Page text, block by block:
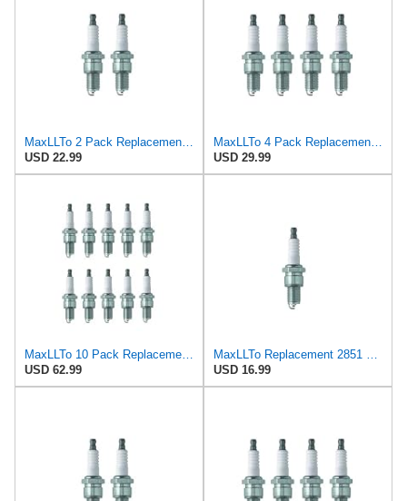
MaxLLTo 2 Pack Replacement 2851 V-Power Spark Plug for Bosch 7501 7595 W7DCR WR6D WR6DC WR6DCX WR7D
USD 22.99
USD 29.99
MaxLLTo 10 Pack Replacement 2851 V-Power Spark Plug for Bosch 7501 7595 W7DCR WR6D WR6DC WR6DCX
USD 62.99
USD 16.99